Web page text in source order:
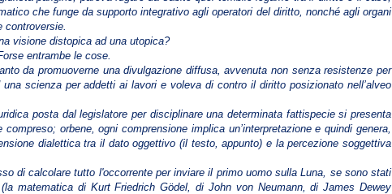
che funge da supporto integrativo agli operatori del diritto, nonché agli organi
controversie.
visione distopica ad una utopica?
entrambe le cose.
da promuoverne una divulgazione diffusa, avvenuta non senza resistenze per
scienza per addetti ai lavori e voleva di contro il diritto posizionato nell’alveo
posta dal legislatore per disciplinare una determinata fattispecie si presenta
orbene, ogni comprensione implica un’interpretazione e quindi genera,
dialettica tra il dato oggettivo (il testo, appunto) e la percezione soggettiva
di calcolare tutto l'occorrente per inviare il primo uomo sulla Luna, se sono stati
matematica di Kurt Friedrich Gödel, di John von Neumann, di James Dewey